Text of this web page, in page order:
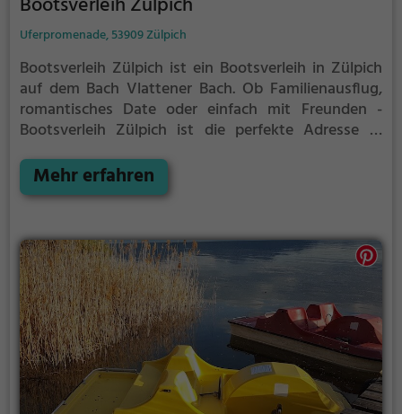
Uferpromenade, 53909 Zülpich
Bootsverleih Zülpich ist ein Bootsverleih in Zülpich
auf dem Bach Vlattener Bach. Ob Familienausflug,
romantisches Date oder einfach mit Freunden -
Bootsverleih Zülpich ist die perfekte Adresse in
Sportbegeisterte und echte Wasserratten auf ihre
Kosten.
Mehr erfahren